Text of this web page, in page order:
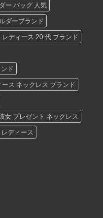
ー バッグ 人気
ダーブランド
レディース 20 代 ブランド
ド
ース ネックレス ブランド
女 プレゼント ネックレス
ディース